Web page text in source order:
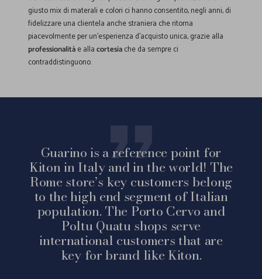
giusto mix di materali e colori ci hanno consentito, negli anni, di
fidelizzare una clientela anche straniera che ritorna
piacevolmente per un'esperienza d'acquisto unica, grazie alla
professionalitàe allacortesiache da sempre ci
contraddistinguono.
Guarino is a reference point for
Kiton in Italy and in the world! The
Rome store’s key customers belong
to the high end segment of Italian
population. The Porto Cervo and
Poltu Quatu shops serve
international customers that are
key for brand like Kiton.